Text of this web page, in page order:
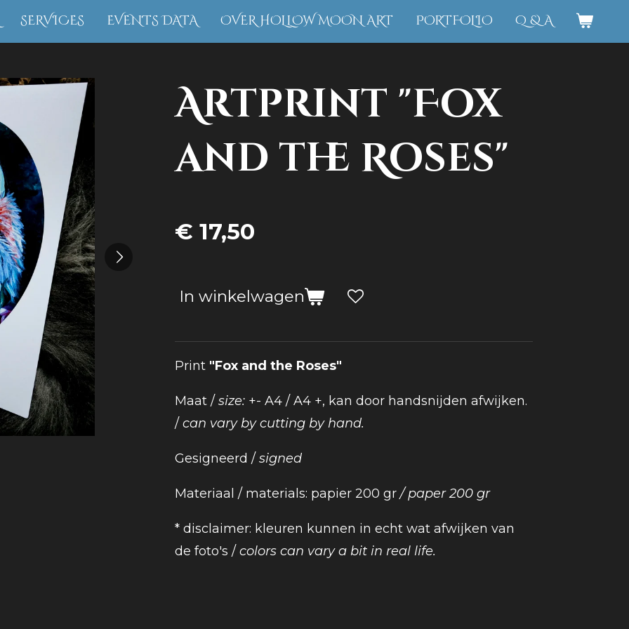
SERVICES EVENTS DATA OVER HOLLOW MOON ART PORTFOLIO Q & A
Artprint "Fox
and the Roses"
€ 17,50
In winkelwagen
Print "Fox and the Roses"
Maat / size: +- A4 / A4 +, kan door handsnijden afwijken.
/ can vary by cutting by hand.
Gesigneerd / signed
Materiaal / materials: papier 200 gr/ paper 200 gr
* disclaimer: kleuren kunnen in echt wat afwijken van
de foto's / colors can vary a bit in real life.